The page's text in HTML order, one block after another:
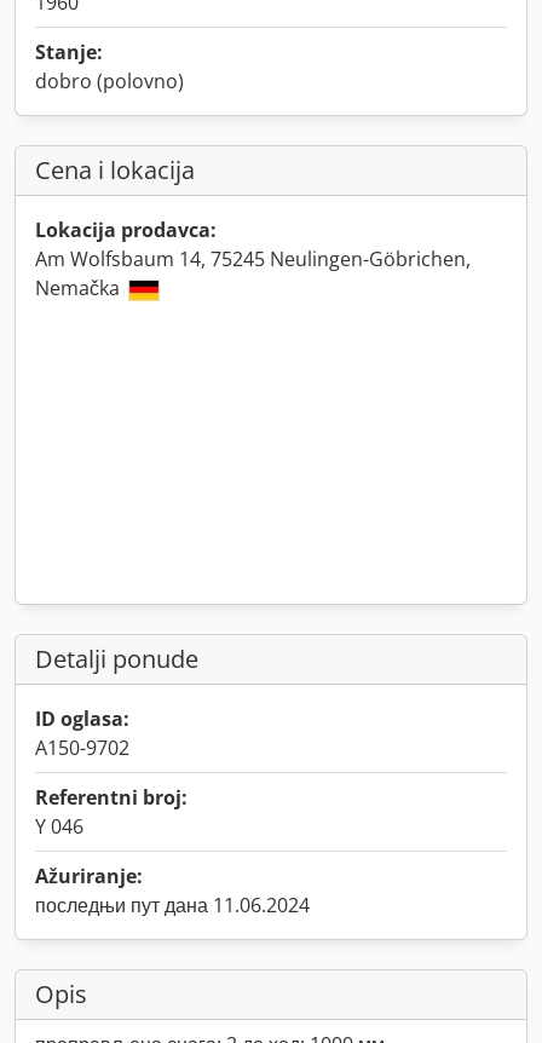
Stanje:
dobro (polovno)
Cena i lokacija
Lokacija prodavca:
Am Wolfsbaum 14, 75245 Neulingen-Göbrichen,
Nemačka
Detalji ponude
ID oglasa:
A150-9702
Referentni broj:
Y 046
Ažuriranje:
последњи пут дана 11.06.2024
Opis